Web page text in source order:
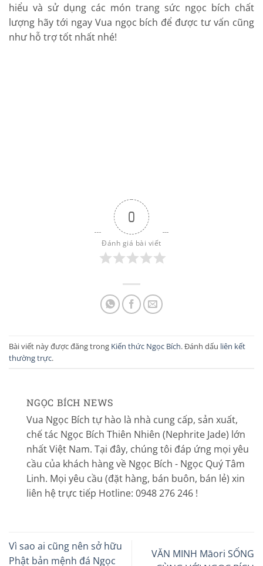
hiểu và sử dụng các món trang sức ngọc bích chất
lượng hãy tới ngay Vua ngọc bích để được tư vấn cũng
như hỗ trợ tốt nhất nhé!
0
Đánh giá bài viết
Bài viết này được đăng trong Kiến thức Ngọc Bích. Đánh dấu liên kết
thường trực.
NGỌC BÍCH NEWS
Vua Ngọc Bích tự hào là nhà cung cấp, sản xuất,
chế tác Ngọc Bích Thiên Nhiên (Nephrite Jade) lớn
nhất Việt Nam. Tại đây, chúng tôi đáp ứng mọi yêu
cầu của khách hàng về Ngọc Bích - Ngọc Quý Tâm
Linh. Mọi yêu cầu (đặt hàng, bán buôn, bán lẻ) xin
liên hệ trực tiếp Hotline: 0948 276 246 !
Vì sao ai cũng nên sở hữu
Phật bản mệnh đá Ngọc
VĂN MINH Māori SỐNG